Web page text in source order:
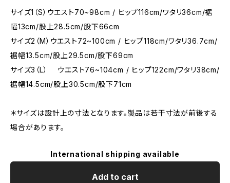
サイズ1（S）ウエスト70~98cm / ヒップ116cm/ワタリ36cm/裾
幅13cm/股上28.5cm/股下66cm
サイズ2（M）ウエスト72~100cm / ヒップ118cm/ワタリ36.7cm/
裾幅13.5cm/股上29.5cm/股下69cm
サイズ3（L） ウエスト76~104cm / ヒップ122cm/ワタリ38cm/
裾幅14.5cm/股上30.5cm/股下71cm
＊サイズは設計上の寸法となります。製品は若干寸法が前後する
場合があります。
International shipping available
Add to cart